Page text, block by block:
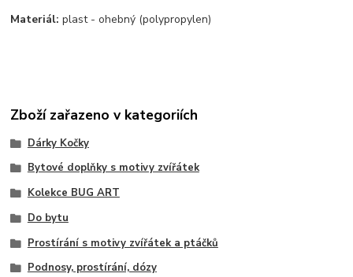
Materiál:plast - ohebný (polypropylen)
Zboží zařazeno v kategoriích
Dárky Kočky
Bytové doplňky s motivy zvířátek
Kolekce BUG ART
Do bytu
Prostírání s motivy zvířátek a ptáčků
Podnosy, prostírání, dózy